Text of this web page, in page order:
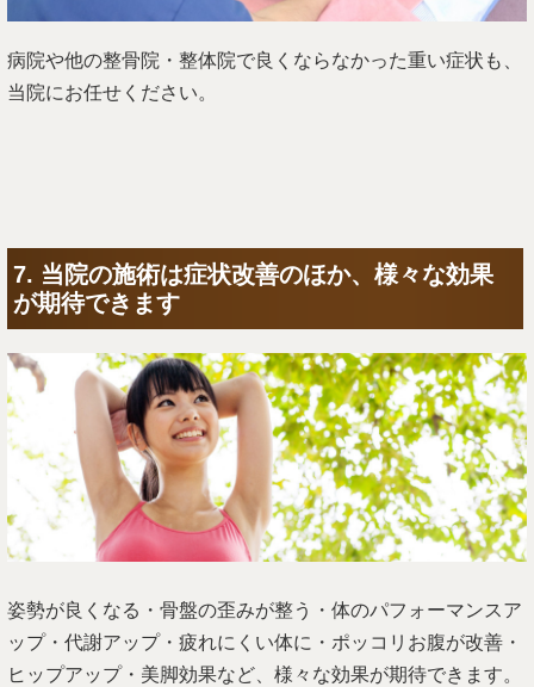
病院や他の整骨院・整体院で良くならなかった重い症状も、
当院にお任せください。
7. 当院の施術は症状改善のほか、様々な効果
が期待できます
姿勢が良くなる・骨盤の歪みが整う・体のパフォーマンスア
ップ・代謝アップ・疲れにくい体に・ポッコリお腹が改善・
ヒップアップ・美脚効果など、様々な効果が期待できます。